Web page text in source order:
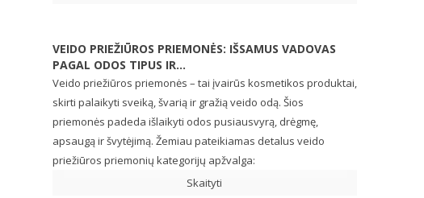
VEIDO PRIEŽIŪROS PRIEMONĖS: IŠSAMUS VADOVAS
PAGAL ODOS TIPUS IR...
Veido priežiūros priemonės – tai įvairūs kosmetikos produktai,
skirti palaikyti sveiką, švarią ir gražią veido odą. Šios
priemonės padeda išlaikyti odos pusiausvyrą, drėgmę,
apsaugą ir švytėjimą. Žemiau pateikiamas detalus veido
priežiūros priemonių kategorijų apžvalga:
Skaityti